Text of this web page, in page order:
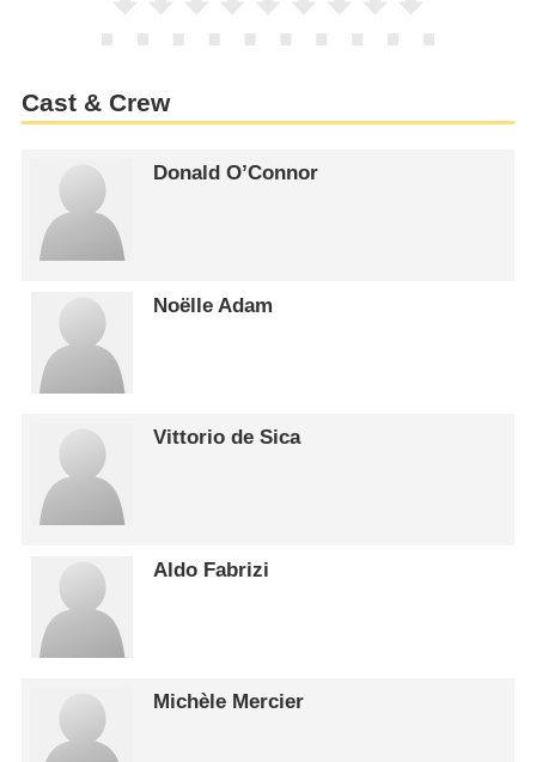
Cast & Crew
Donald O’Connor
Noëlle Adam
Vittorio de Sica
Aldo Fabrizi
Michèle Mercier